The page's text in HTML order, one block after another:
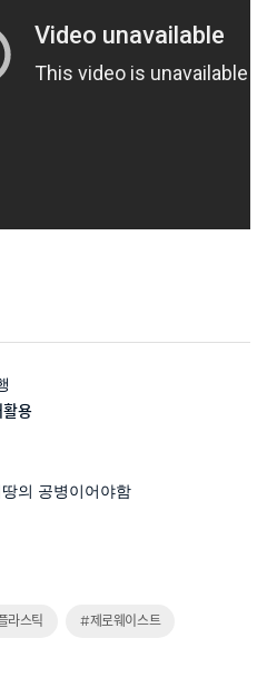
용
의 공병이어야함
라스틱 #제로웨이스트